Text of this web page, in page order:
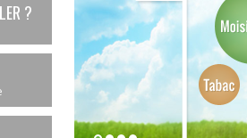
?